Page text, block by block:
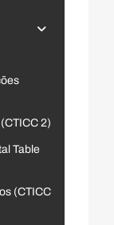
2)
Table
(CTICC